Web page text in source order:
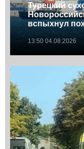
Турецкий
вспыхнул
13:50 04.08.2026